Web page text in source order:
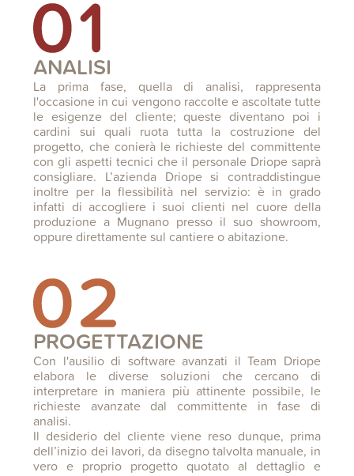
ANALISI
La prima fase, quella di analisi, rappresenta
l'occasione in cui vengono raccolte e ascoltate tutte
le esigenze del cliente; queste diventano poi i
cardini sui quali ruota tutta la costruzione del
progetto, che conierà le richieste del committente
con gli aspetti tecnici che il personale Driope saprà
consigliare. L’azienda Driope si contraddistingue
inoltre per la flessibilità nel servizio: è in grado
infatti di accogliere i suoi clienti nel cuore della
produzione a Mugnano presso il suo showroom,
oppure direttamente sul cantiere o abitazione.
PROGETTAZIONE
Con l'ausilio di software avanzati il Team Driope
elabora le diverse soluzioni che cercano di
interpretare in maniera più attinente possibile, le
richieste avanzate dal committente in fase di
analisi.
Il desiderio del cliente viene reso dunque, prima
dell’inizio dei lavori, da disegno talvolta manuale, in
vero e proprio progetto quotato al dettaglio e